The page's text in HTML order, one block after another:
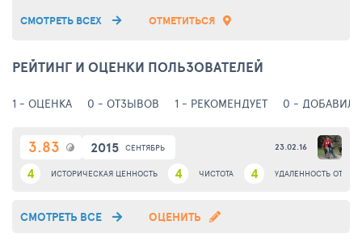
СМОТРЕТЬ ВСЕХ ОТМЕТИТЬСЯ
РЕЙТИНГ И ОЦЕНКИ ПОЛЬЗОВАТЕЛЕЙ
1 - ОЦЕНКА 0 - ОТЗЫВОВ 1 - РЕКОМЕНДУЕТ 0 -
3.83
4 ИСТОРИЧЕСКАЯ ЦЕННОСТЬ 4 ЧИСТОТА 4 УДАЛЕННОСТЬ ОТ
2015 СЕНТЯБРЬ 23.02.16
СМОТРЕТЬ ВСЕ ОЦЕНИТЬ